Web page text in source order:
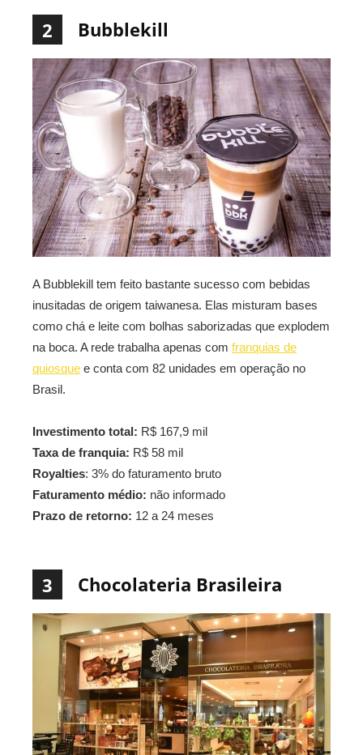
2 Bubblekill
A Bubblekill tem feito bastante sucesso com bebidas
inusitadas de origem taiwanesa. Elas misturam bases
como chá e leite com bolhas saborizadas que explodem
na boca. A rede trabalha apenas com franquias de
quiosque e conta com 82 unidades em operação no
Brasil.
Investimento total: R$ 167,9 mil
Taxa de franquia: R$ 58 mil
Royalties: 3% do faturamento bruto
Faturamento médio: não informado
Prazo de retorno: 12 a 24 meses
3 Chocolateria Brasileira